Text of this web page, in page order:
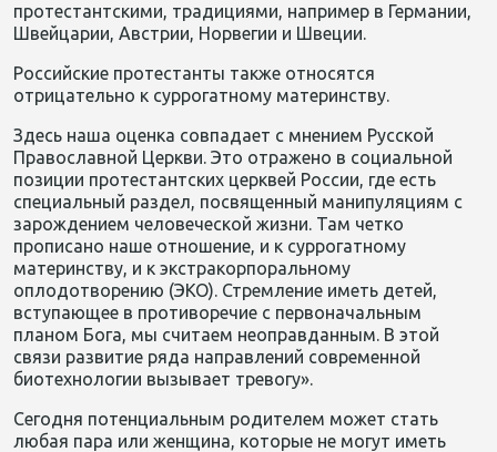
протестантскими, традициями, например в Германии,
Швейцарии, Австрии, Норвегии и Швеции.
Российские протестанты также относятся
отрицательно к суррогатному материнству.
Здесь наша оценка совпадает с мнением Русской
Православной Церкви. Это отражено в социальной
позиции протестантских церквей России, где есть
специальный раздел, посвященный манипуляциям с
зарождением человеческой жизни. Там четко
прописано наше отношение, и к суррогатному
материнству, и к экстракорпоральному
оплодотворению (ЭКО). Стремление иметь детей,
вступающее в противоречие с первоначальным
планом Бога, мы считаем неоправданным. В этой
связи развитие ряда направлений современной
биотехнологии вызывает тревогу».
Сегодня потенциальным родителем может стать
любая пара или женщина, которые не могут иметь